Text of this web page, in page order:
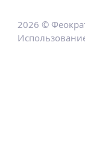
2026 ©